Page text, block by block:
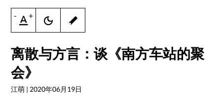
- +
离散与方言：谈《南方车站的聚
会》
江萌 | 2020年06月19日